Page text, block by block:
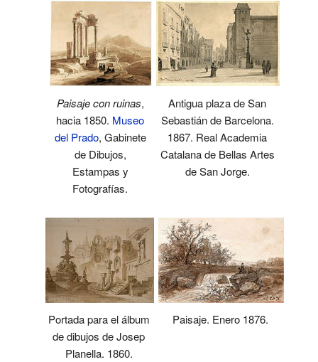
Paisaje con ruinas,
hacia 1850. Museo
del Prado, Gabinete
de Dibujos,
Estampas y
Fotografías.
Antigua plaza de San
Sebastián de Barcelona.
1867. Real Academia
Catalana de Bellas Artes
de San Jorge.
Portada para el álbum
de dibujos de Josep
Planella. 1860.
Paisaje. Enero 1876.